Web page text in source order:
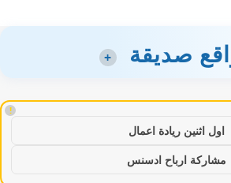
صديقة +
!
اول اثنين ريادة اعمال
مشاركة ارباح ادسنس